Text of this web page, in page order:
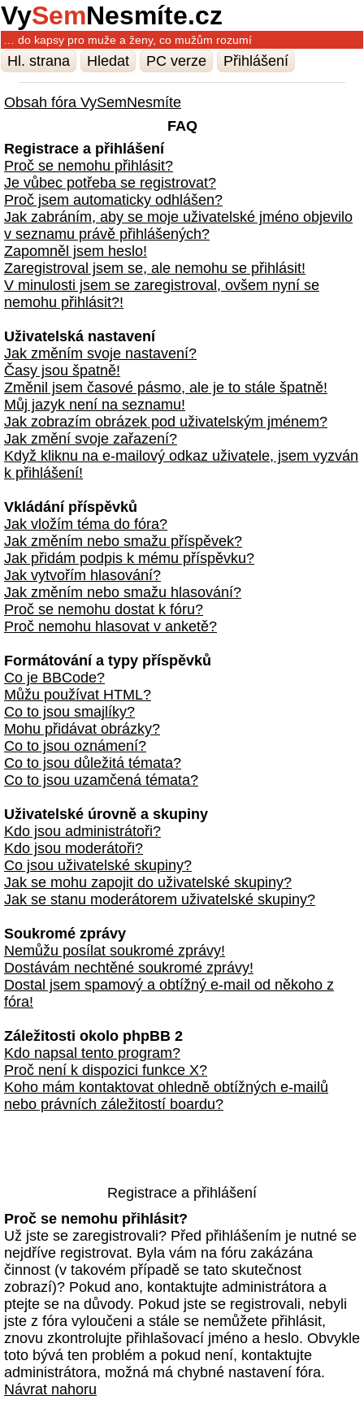
VySemNesmíte.cz
… do kapsy pro muže a ženy, co mužům rozumí
Hl. strana Hledat PC verze Přihlášení
Obsah fóra VySemNesmíte
FAQ
Registrace a přihlášení
Proč se nemohu přihlásit?
Je vůbec potřeba se registrovat?
Proč jsem automaticky odhlášen?
Jak zabráním, aby se moje uživatelské jméno objevilo
v seznamu právě přihlášených?
Zapomněl jsem heslo!
Zaregistroval jsem se, ale nemohu se přihlásit!
V minulosti jsem se zaregistroval, ovšem nyní se
nemohu přihlásit?!
Uživatelská nastavení
Jak změním svoje nastavení?
Časy jsou špatně!
Změnil jsem časové pásmo, ale je to stále špatně!
Můj jazyk není na seznamu!
Jak zobrazím obrázek pod uživatelským jménem?
Jak změní svoje zařazení?
Když kliknu na e-mailový odkaz uživatele, jsem vyzván
k přihlášení!
Vkládání příspěvků
Jak vložím téma do fóra?
Jak změním nebo smažu příspěvek?
Jak přidám podpis k mému příspěvku?
Jak vytvořím hlasování?
Jak změním nebo smažu hlasování?
Proč se nemohu dostat k fóru?
Proč nemohu hlasovat v anketě?
Formátování a typy příspěvků
Co je BBCode?
Můžu používat HTML?
Co to jsou smajlíky?
Mohu přidávat obrázky?
Co to jsou oznámení?
Co to jsou důležitá témata?
Co to jsou uzamčená témata?
Uživatelské úrovně a skupiny
Kdo jsou administrátoři?
Kdo jsou moderátoři?
Co jsou uživatelské skupiny?
Jak se mohu zapojit do uživatelské skupiny?
Jak se stanu moderátorem uživatelské skupiny?
Soukromé zprávy
Nemůžu posílat soukromé zprávy!
Dostávám nechtěné soukromé zprávy!
Dostal jsem spamový a obtížný e-mail od někoho z
fóra!
Záležitosti okolo phpBB 2
Kdo napsal tento program?
Proč není k dispozici funkce X?
Koho mám kontaktovat ohledně obtížných e-mailů
nebo právních záležitostí boardu?
Registrace a přihlášení
Proč se nemohu přihlásit?
Už jste se zaregistrovali? Před přihlášením je nutné se
nejdříve registrovat. Byla vám na fóru zakázána
činnost (v takovém případě se tato skutečnost
zobrazí)? Pokud ano, kontaktujte administrátora a
ptejte se na důvody. Pokud jste se registrovali, nebyli
jste z fóra vyloučeni a stále se nemůžete přihlásit,
znovu zkontrolujte přihlašovací jméno a heslo. Obvykle
toto bývá ten problém a pokud není, kontaktujte
administrátora, možná má chybné nastavení fóra.
Návrat nahoru